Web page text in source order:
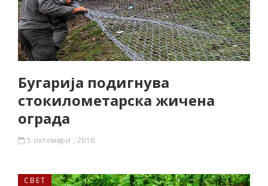
Бугарија подигнува
стокилометарска жичена
ограда
5 октомври , 2016
СВЕТ